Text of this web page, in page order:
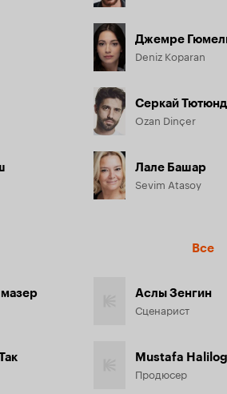
Джемре
Deniz Koparan
Серкай
Ozan Dinçer
Лале Башар
Sevim Atasoy
Все
Аслы Зенгин
Сценарист
Mustafa
Продюсер